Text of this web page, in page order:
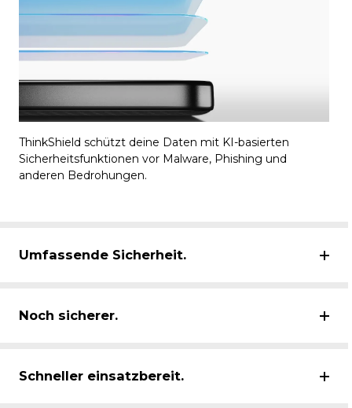
ThinkShield schützt deine Daten mit KI-basierten
Sicherheitsfunktionen vor Malware, Phishing und
anderen Bedrohungen.
Umfassende Sicherheit.
Noch sicherer.
Schneller einsatzbereit.